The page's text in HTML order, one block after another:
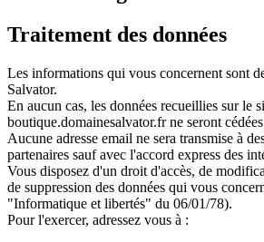
Traitement des données
Les informations qui vous concernent sont
Salvator.
En aucun cas, les données recueillies sur le
boutique.domainesalvator.fr ne seront
Aucune adresse email ne sera transmise à
partenaires sauf avec l'accord express des
Vous disposez d'un droit d'accès, de
de suppression des données qui vous
"Informatique et libertés" du 06/01/78).
Pour l'exercer, adressez vous à :